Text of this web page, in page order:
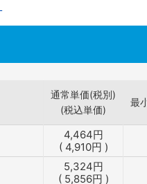
通常単価(税別)
(税込単価)
最
4,464円
( 4,910円 )
5,324円
( 5,856円 )